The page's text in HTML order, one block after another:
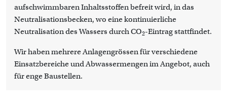
aufschwimmbaren Inhaltsstoffen befreit wird, in das
Neutralisationsbecken, wo eine kontinuierliche
Neutralisation des Wassers durch CO2-Eintrag stattfindet.
Wir haben mehrere Anlagengrössen für verschiedene
Einsatzbereiche und Abwassermengen im Angebot, auch
für enge Baustellen.